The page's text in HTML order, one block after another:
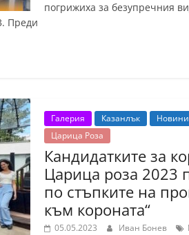
погрижиха за безупречния
Преди
Галерия Казанлък Новини
Царица Роза
Кандидатките за
Царица роза 2023
по стъпките на
към короната“
05.05.2023 Иван Бонев